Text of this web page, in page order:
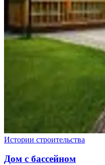
Истории строительства
Дом с бассейном